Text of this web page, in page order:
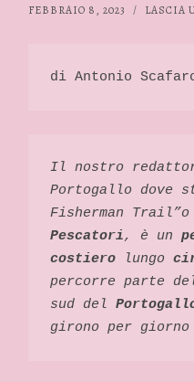
FEBBRAIO 8, 2023 / LASCIA
di Antonio
Il nostro
Portogallo dove
Fisherman
Pescatori, è un
costiero lungo
percorre parte
sud del
girono per